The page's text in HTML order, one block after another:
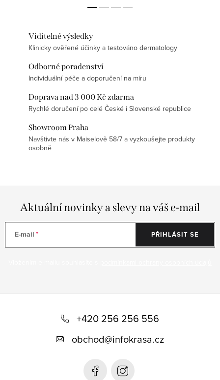
Viditelné výsledky
Klinicky ověřené účinky a testováno dermatology
Odborné poradenství
Individuální péče a doporučení na míru
Doprava nad 3 000 Kč zdarma
Rychlé doručení po celé České i Slovenské republice
Showroom Praha
Navštivte nás v Maiselově 58/7 a vyzkoušejte produkty
osobně
Aktuální novinky a slevy na váš e-mail
E-mail PŘIHLÁSIT SE
+420 256 256 556
obchod@infokrasa.cz